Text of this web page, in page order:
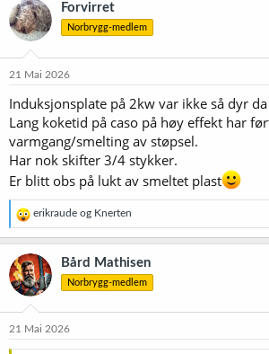
Forvirret
Norbrygg-medlem
21 Mai 2026
Induksjonsplate på 2kw var ikke så dyr
Lang koketid på caso på høy effekt har
varmgang/smelting av støpsel.
Har nok skifter 3/4 stykker.
Er blitt obs på lukt av smeltet plast
R
e
a
k
s
j
o
e
erikraude og Knerten
Bård Mathisen
Norbrygg-medlem
21 Mai 2026